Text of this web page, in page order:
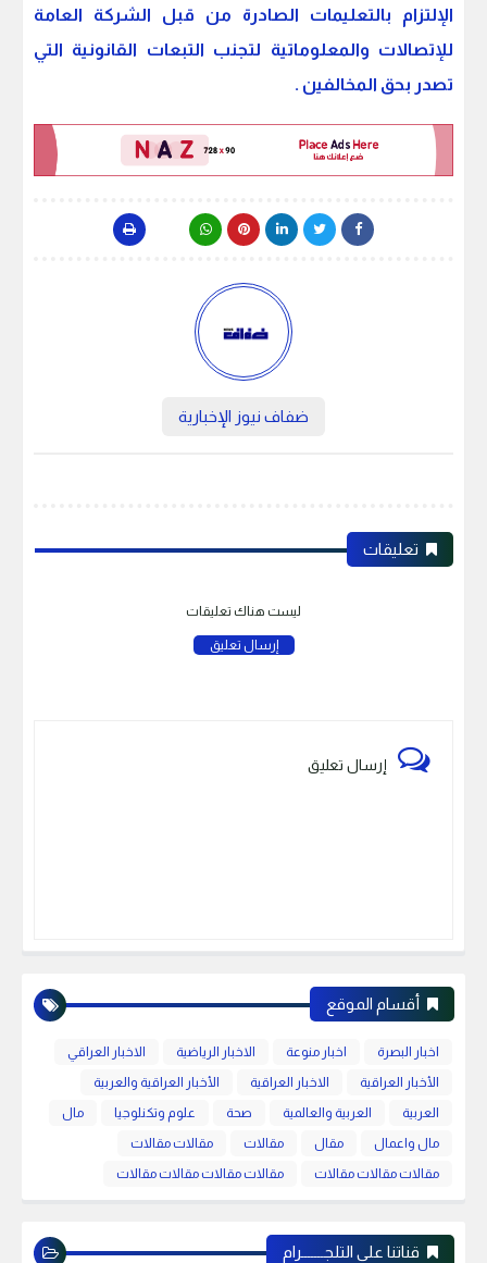
الإلتزام بالتعليمات الصادرة من قبل الشركة العامة
للإتصالات والمعلوماتية لتجنب التبعات القانونية التي
تصدر بحق المخالفين .
ضفاف نيوز الإخبارية
تعليقات
ليست هناك تعليقات
إرسال تعليق
إرسال تعليق
أقسام الموقع
اخبار البصرة اخبار منوعة الاخبار الرياضية
الاخبار العراقي
الأخبار العراقية
الاخبار العراقية
الأخبار العراقية والعربية
العربية
العربية والعالمية صحة علوم وتكنلوجيا
مال
مال واعمال
مقال مقالات
مقالات مقالات
مقالات مقالات مقالات
مقالات مقالات مقالات مقالات
قناتنا على التلجـــــــرام